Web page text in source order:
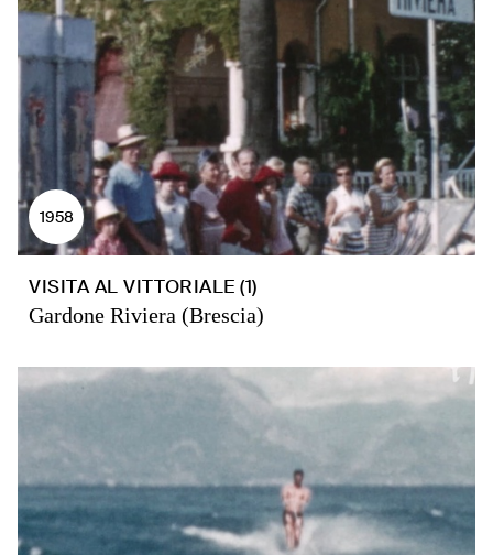
1958
VISITA AL VITTORIALE (1)
Gardone Riviera (Brescia)